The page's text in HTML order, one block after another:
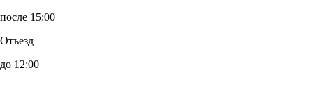
после 15:00
Отъезд
до 12:00